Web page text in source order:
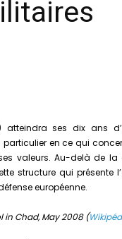
atteindra ses dix ans
en ce qui
valeurs. Au-delà de la
structure qui présente
européenne.
in Chad, May 2008 (